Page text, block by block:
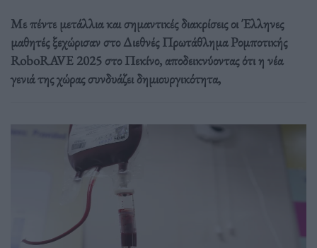
Με πέντε μετάλλια και σημαντικές διακρίσεις οι Έλληνες
μαθητές ξεχώρισαν στο Διεθνές Πρωτάθλημα Ρομποτικής
RoboRAVE 2025 στο Πεκίνο, αποδεικνύοντας ότι η νέα
γενιά της χώρας συνδυάζει δημιουργικότητα,